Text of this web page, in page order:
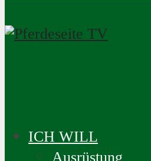
ICH WILL
Ausrüstung